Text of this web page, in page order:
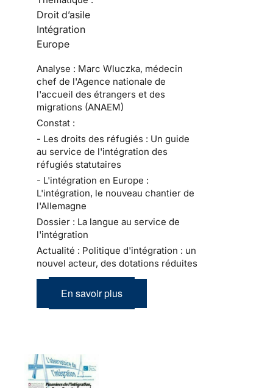
Droit d’asile
Intégration
Europe
Analyse : Marc Wluczka, médecin
chef de l'Agence nationale de
l'accueil des étrangers et des
migrations (ANAEM)
Constat :
- Les droits des réfugiés : Un guide
au service de l'intégration des
réfugiés statutaires
- L'intégration en Europe :
L'intégration, le nouveau chantier de
l'Allemagne
Dossier : La langue au service de
l'intégration
Actualité : Politique d'intégration : un
nouvel acteur, des dotations réduites
En savoir plus